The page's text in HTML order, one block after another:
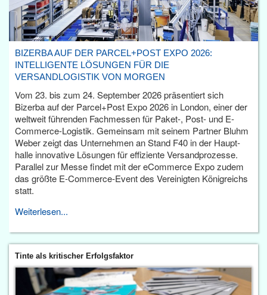
BIZERBA AUF DER PARCEL+POST EXPO 2026:
INTELLIGENTE LÖSUNGEN FÜR DIE
VERSANDLOGISTIK VON MORGEN
Vom 23. bis zum 24. September 2026 präsentiert sich
Bizerba auf der Parcel+Post Expo 2026 in London, einer der
weltweit führenden Fachmessen für Paket-, Post- und E-
Commerce-Logistik. Gemeinsam mit seinem Partner Bluhm
Weber zeigt das Unternehmen an Stand F40 in der Haupt­
halle innovative Lösungen für effiziente Versandprozesse.
Parallel zur Messe findet mit der eCommerce Expo zudem
das größte E-Commerce-Event des Vereinigten Königreichs
statt.
Weiterlesen...
Tinte als kritischer Erfolgsfaktor